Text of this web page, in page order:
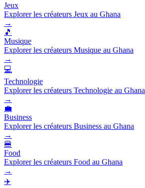
Jeux
Explorer les créateurs Jeux au Ghana
→
🎵
Musique
Explorer les créateurs Musique au Ghana
→
💻
Technologie
Explorer les créateurs Technologie au Ghana
→
💼
Business
Explorer les créateurs Business au Ghana
→
🍔
Food
Explorer les créateurs Food au Ghana
→
✈️